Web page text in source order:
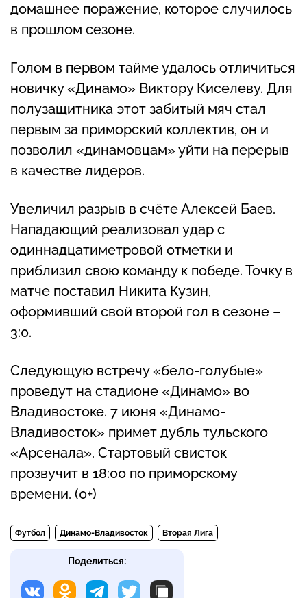
домашнее поражение, которое случилось
в прошлом сезоне.
Голом в первом тайме удалось отличиться
новичку «Динамо» Виктору Киселеву. Для
полузащитника этот забитый мяч стал
первым за приморский коллектив, он и
позволил «динамовцам» уйти на перерыв
в качестве лидеров.
Увеличил разрыв в счёте Алексей Баев.
Нападающий реализовал удар с
одиннадцатиметровой отметки и
приблизил свою команду к победе. Точку в
матче поставил Никита Кузин,
оформивший свой второй гол в сезоне –
3:0.
Следующую встречу «бело-голубые»
проведут на стадионе «Динамо» во
Владивостоке. 7 июня «Динамо-
Владивосток» примет дубль тульского
«Арсенала». Стартовый свисток
прозвучит в 18:00 по приморскому
времени. (0+)
Футбол Динамо-Владивосток Вторая Лига
Поделиться: